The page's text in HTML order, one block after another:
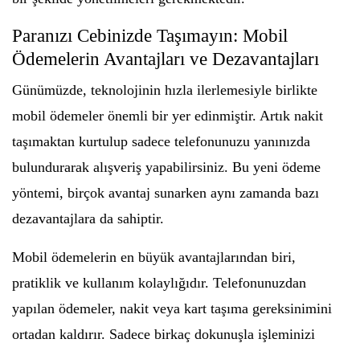
Paranızı Cebinizde Taşımayın: Mobil
Ödemelerin Avantajları ve Dezavantajları
Günümüzde, teknolojinin hızla ilerlemesiyle birlikte
mobil ödemeler önemli bir yer edinmiştir. Artık nakit
taşımaktan kurtulup sadece telefonunuzu yanınızda
bulundurarak alışveriş yapabilirsiniz. Bu yeni ödeme
yöntemi, birçok avantaj sunarken aynı zamanda bazı
dezavantajlara da sahiptir.
Mobil ödemelerin en büyük avantajlarından biri,
pratiklik ve kullanım kolaylığıdır. Telefonunuzdan
yapılan ödemeler, nakit veya kart taşıma gereksinimini
ortadan kaldırır. Sadece birkaç dokunuşla işleminizi